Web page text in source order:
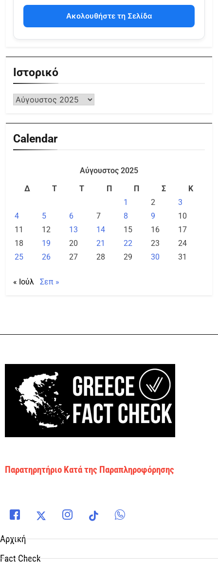
Ακολουθήστε τη Σελίδα
Ιστορικό
Calendar
Αύγουστος 2025
Δ
Τ Τ Π Π Σ
Κ
1
2
3
4
5 6 7 8 9
10
11
12 13 14 15 16
17
18
19 20 21 22 23
24
25
26 27 28 29 30 31
« Ιούλ Σεπ »
Παρατηρητήριο Κατά της Παραπληροφόρησης
Αρχική
Fact Check